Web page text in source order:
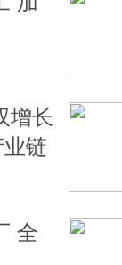
增长
链
全